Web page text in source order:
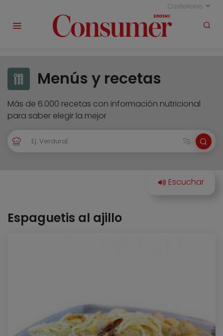
Castellano
Menús y recetas
Más de 6.000 recetas con información nutricional
para saber elegir la mejor
Espaguetis al ajillo